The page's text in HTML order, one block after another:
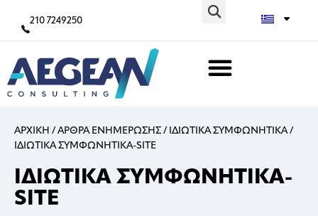
210 7249250
ΑΡΧΙΚΗ / ΑΡΘΡΑ ΕΝΗΜΕΡΩΣΗΣ / ΙΔΙΩΤΙΚΑ ΣΥΜΦΩΝΗΤΙΚΑ/
ΙΔΙΩΤΙΚΑ ΣΥΜΦΩΝΗΤΙΚΑ-SITE
ΙΔΙΩΤΙΚΑ ΣΥΜΦΩΝΗΤΙΚΑ-
SITE